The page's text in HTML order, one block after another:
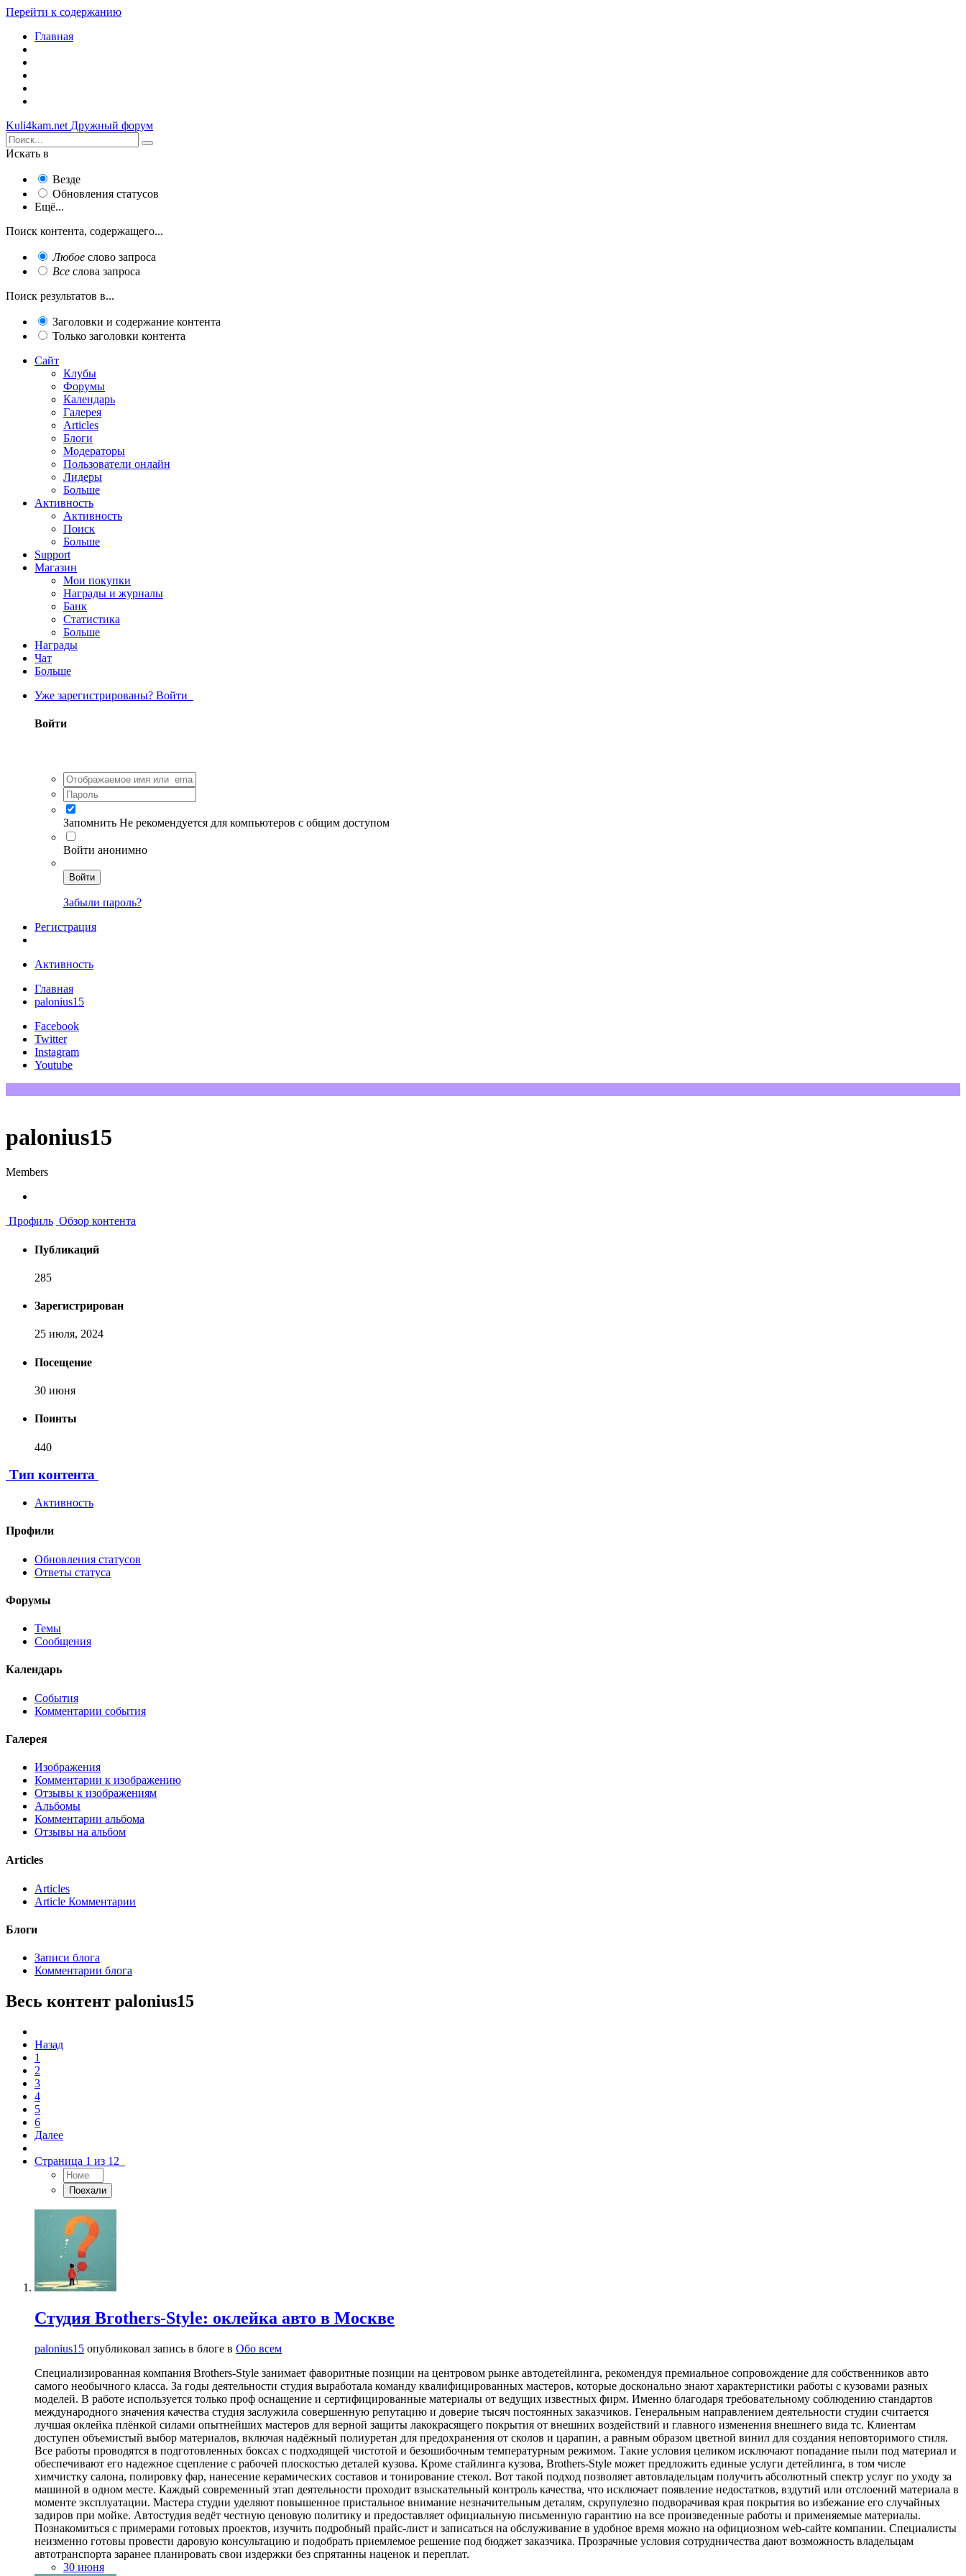
Перейти к содержанию
Главная
Kuli4kam.net Дружный форум
Искать в
Везде
Обновления статусов
Ещё...
Поиск контента, содержащего...
Любое слово запроса
Все слова запроса
Поиск результатов в...
Заголовки и содержание контента
Только заголовки контента
Сайт
Клубы
Форумы
Календарь
Галерея
Articles
Блоги
Модераторы
Пользователи онлайн
Лидеры
Больше
Активность
Активность
Поиск
Больше
Support
Магазин
Мои покупки
Награды и журналы
Банк
Статистика
Больше
Награды
Чат
Больше
Уже зарегистрированы? Войти
Войти
Запомнить Не рекомендуется для компьютеров с общим доступом
Войти анонимно
Войти
Забыли пароль?
Регистрация
Активность
Главная
palonius15
Facebook
Twitter
Instagram
Youtube
palonius15
Members
Профиль Обзор контента
Публикаций
285
Зарегистрирован
25 июля, 2024
Посещение
30 июня
Поинты
440
Тип контента
Активность
Профили
Обновления статусов
Ответы статуса
Форумы
Темы
Сообщения
Календарь
События
Комментарии события
Галерея
Изображения
Комментарии к изображению
Отзывы к изображениям
Альбомы
Комментарии альбома
Отзывы на альбом
Articles
Articles
Article Комментарии
Блоги
Записи блога
Комментарии блога
Весь контент palonius15
Назад
1
2
3
4
5
6
Далее
Страница 1 из 12
Студия Brothers-Style: оклейка авто в Москве
palonius15 опубликовал запись в блоге в Обо всем
Специализированная компания Brothers-Style занимает фаворитные позиции на центровом рынке автодетейлинга, рекомендуя премиальное сопровождение для собственников авто
самого необычного класса. За годы деятельности студия выработала команду квалифицированных мастеров, которые досконально знают характеристики работы с кузовами разных
моделей. В работе используется только проф оснащение и сертифицированные материалы от ведущих известных фирм. Именно благодаря требовательному соблюдению стандартов
международного значения качества студия заслужила совершенную репутацию и доверие тысяч постоянных заказчиков. Генеральным направлением деятельности студии считается
лучшая оклейка плёнкой силами опытнейших мастеров для верной защиты лакокрасящего покрытия от внешних воздействий и главного изменения внешнего вида тс. Клиентам
доступен объемистый выбор материалов, включая надёжный полиуретан для предохранения от сколов и царапин, а равным образом цветной винил для создания неповторимого стиля.
Все работы проводятся в подготовленных боксах с подходящей чистотой и безошибочным температурным режимом. Такие условия целиком исключают попадание пыли под материал и
обеспечивают его надежное сцепление с рабочей плоскостью деталей кузова. Кроме стайлинга кузова, Brothers-Style может предложить единые услуги детейлинга, в том числе
химчистку салона, полировку фар, нанесение керамических составов и тонирование стекол. Вот такой подход позволяет автовладельцам получить абсолютный спектр услуг по уходу за
машиной в одном месте. Каждый современный этап деятельности проходит взыскательный контроль качества, что исключает появление недостатков, вздутий или отслоений материала в
моменте эксплуатации. Мастера студии уделяют повышенное пристальное внимание незначительным деталям, скрупулезно подворачивая края покрытия во избежание его случайных
задиров при мойке. Автостудия ведёт честную ценовую политику и предоставляет официальную письменную гарантию на все произведенные работы и применяемые материалы.
Познакомиться с примерами готовых проектов, изучить подробный прайс-лист и записаться на обслуживание в удобное время можно на официозном web-сайте компании. Специалисты
неизменно готовы провести даровую консультацию и подобрать приемлемое решение под бюджет заказчика. Прозрачные условия сотрудничества дают возможность владельцам
автотранспорта заранее планировать свои издержки без спрятанны наценок и переплат.
30 июня